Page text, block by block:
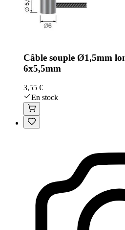
Câble souple Ø1,5mm
6x5,5mm
3,55 €
En stock